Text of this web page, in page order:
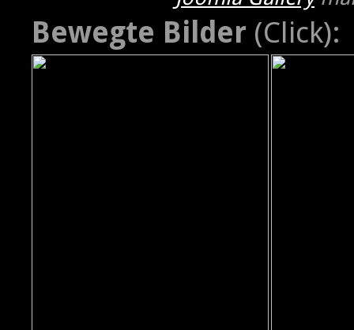
Bewegte Bilder (Click):